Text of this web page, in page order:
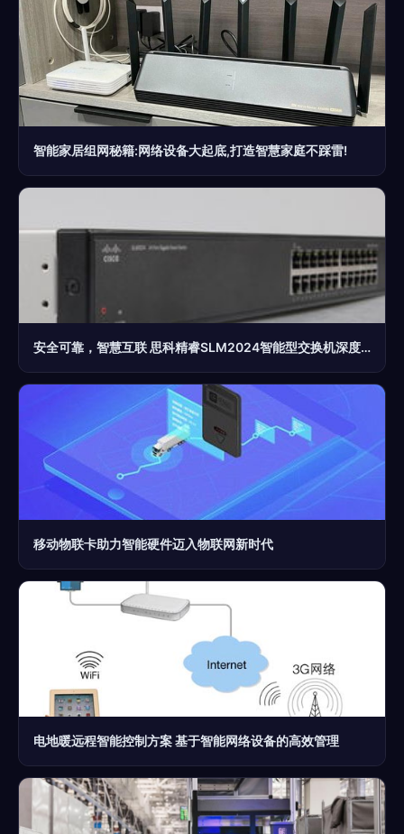
智能家居组网秘籍:网络设备大起底,打造智慧家庭不踩雷!
安全可靠，智慧互联 思科精睿SLM2024智能型交换机深度评测
移动物联卡助力智能硬件迈入物联网新时代
电地暖远程智能控制方案 基于智能网络设备的高效管理